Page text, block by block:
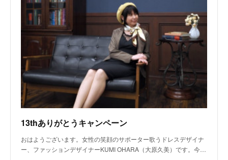
13thありがとうキャンペーン
おはようございます。女性の笑顔のサポーター歌うドレスデザイナ
ー、ファッションデザイナーKUMI OHARA（大原久美）です。今…